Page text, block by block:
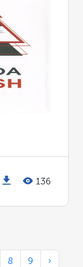
136
8 9 ›